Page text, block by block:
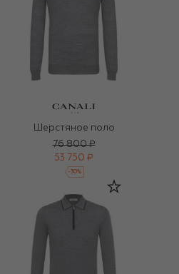
Шерстяное поло
76 800 ₽
53 750 ₽
-30%